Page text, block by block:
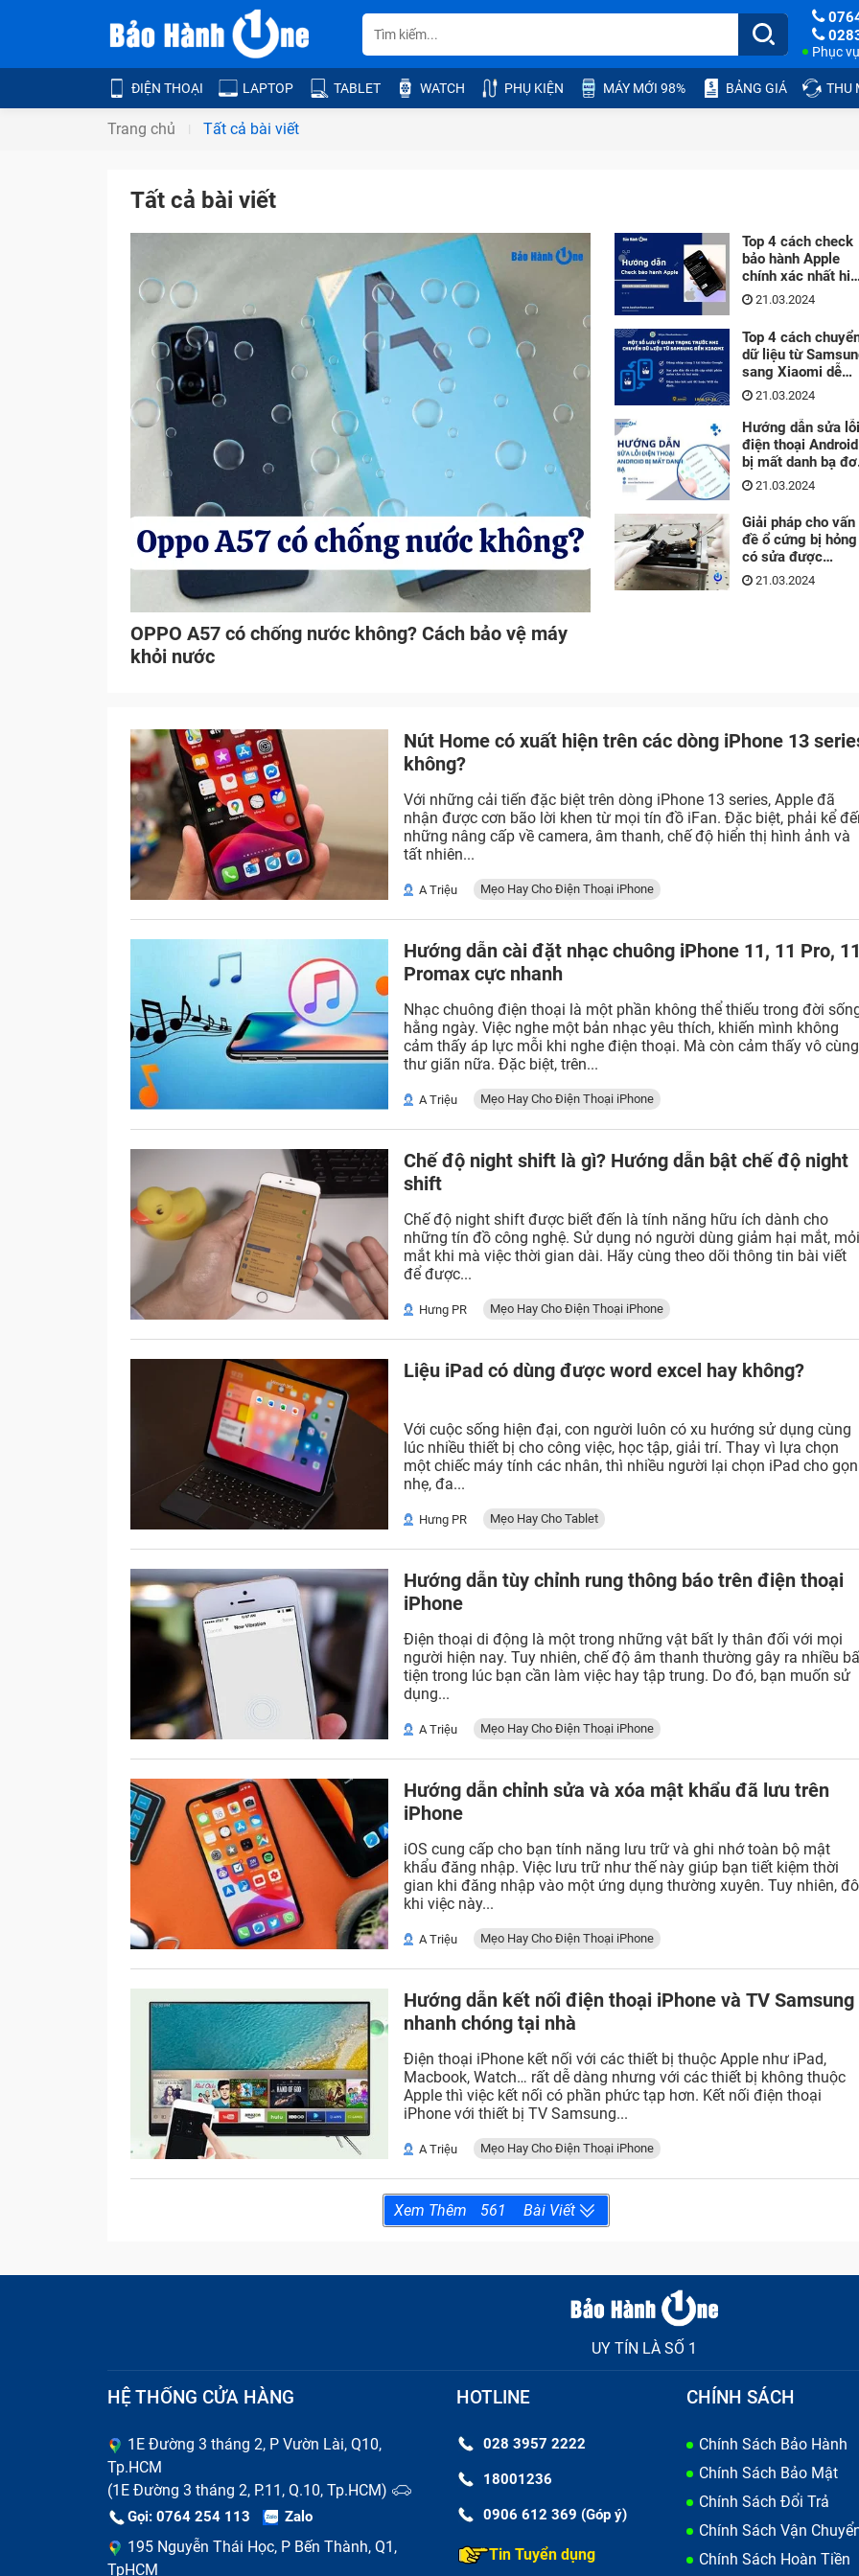
Phục
ĐIỆN THOẠI LAPTOP TABLET WATCH PHỤ KIỆN MÁY MỚI 98% BẢNG GIÁ THU
Trang chủ Tất cả bài viết
Tất cả bài viết
OPPO A57 có chống nước không? Cách bảo vệ máy
khỏi nước
Top 4 cách check
bảo hành Apple
chính xác nhất
nay21.03.2024
Top 4 cách
dữ liệu từ
sang Xiaomi dễ
thực hiện nhất
21.03.2024
Hướng dẫn sửa lỗi
điện thoại Android
bị mất danh bạ
giản trong 5 phút
21.03.2024
Giải pháp cho vấn
đề ổ cứng bị hỏng
có sửa được
không?
21.03.2024
Nút Home có xuất hiện trên các dòng iPhone 13
không?
Với những cải tiến đặc biệt trên dòng iPhone 13 series, Apple đã
nhận được cơn bão lời khen từ mọi tín đồ iFan. Đặc biệt, phải kể
những nâng cấp về camera, âm thanh, chế độ hiển thị hình ảnh và
tất nhiên...
A Triệu Mẹo Hay Cho Điện Thoại iPhone
Hướng dẫn cài đặt nhạc chuông iPhone 11, 11 Pro,
Promax cực nhanh
Nhạc chuông điện thoại là một phần không thể thiếu trong đời
hằng ngày. Việc nghe một bản nhạc yêu thích, khiến mình không
cảm thấy áp lực mỗi khi nghe điện thoại. Mà còn cảm thấy vô cùng
thư giãn nữa. Đặc biệt, trên...
A Triệu Mẹo Hay Cho Điện Thoại iPhone
Chế độ night shift là gì? Hướng dẫn bật chế độ night
shift
Chế độ night shift được biết đến là tính năng hữu ích dành cho
những tín đồ công nghệ. Sử dụng nó người dùng giảm hại mắt,
mắt khi mà việc thời gian dài. Hãy cùng theo dõi thông tin bài viết
để được...
Hưng PR Mẹo Hay Cho Điện Thoại iPhone
Liệu iPad có dùng được word excel hay không?
Với cuộc sống hiện đại, con người luôn có xu hướng sử dụng cùng
lúc nhiều thiết bị cho công việc, học tập, giải trí. Thay vì lựa chọn
một chiếc máy tính các nhân, thì nhiều người lại chọn iPad cho gọn
nhẹ, đa...
Hưng PR Mẹo Hay Cho Tablet
Hướng dẫn tùy chỉnh rung thông báo trên điện thoại
iPhone
Điện thoại di động là một trong những vật bất ly thân đối với mọi
người hiện nay. Tuy nhiên, chế độ âm thanh thường gây ra nhiều
tiện trong lúc bạn cần làm việc hay tập trung. Do đó, bạn muốn sử
dụng...
A Triệu Mẹo Hay Cho Điện Thoại iPhone
Hướng dẫn chỉnh sửa và xóa mật khẩu đã lưu trên
iPhone
iOS cung cấp cho bạn tính năng lưu trữ và ghi nhớ toàn bộ mật
khẩu đăng nhập. Việc lưu trữ như thế này giúp bạn tiết kiệm thời
gian khi đăng nhập vào một ứng dụng thường xuyên. Tuy nhiên,
khi việc này...
A Triệu Mẹo Hay Cho Điện Thoại iPhone
Hướng dẫn kết nối điện thoại iPhone và TV Samsung
nhanh chóng tại nhà
Điện thoại iPhone kết nối với các thiết bị thuộc Apple như iPad,
Macbook, Watch… rất dễ dàng nhưng với các thiết bị không thuộc
Apple thì việc kết nối có phần phức tạp hơn. Kết nối điện thoại
iPhone với thiết bị TV Samsung...
A Triệu Mẹo Hay Cho Điện Thoại iPhone
Xem Thêm 561 Bài Viết
UY TÍN LÀ SỐ 1
HỆ THỐNG CỬA HÀNG
1E Đường 3 tháng 2, P Vườn Lài, Q10,
Tp.HCM
(1E Đường 3 tháng 2, P.11, Q.10, Tp.HCM)
Gọi: 0764 254 113 Zalo
195 Nguyễn Thái Học, P Bến Thành, Q1,
TpHCM
HOTLINE
028 3957 2222
18001236
0906 612 369 (Góp ý)
Tin Tuyển dụng
CHÍNH SÁCH
Chính Sách Bảo Hành
Chính Sách Bảo Mật
Chính Sách Đổi Trả
Chính Sách Vận
Chính Sách Hoàn Tiền